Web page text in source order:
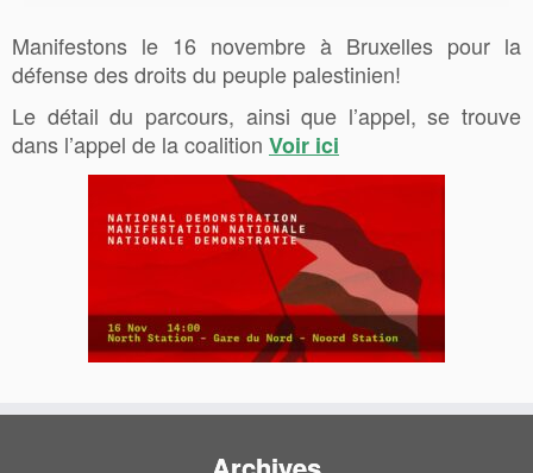
Manifestons le 16 novembre à Bruxelles pour la
défense des droits du peuple palestinien!
Le détail du parcours, ainsi que l’appel, se trouve
dans l’appel de la coalition Voir ici